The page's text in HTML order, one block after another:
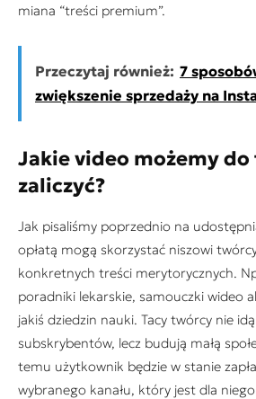
miana “treści premium”.
Przeczytaj również: 7
zwiększenie sprzedaży na
Jakie video możemy do
zaliczyć?
Jak pisaliśmy poprzednio na
opłatą mogą skorzystać niszowi
konkretnych treści merytorycznych.
poradniki lekarskie, samouczki wideo
jakiś dziedzin nauki. Tacy twórcy nie
subskrybentów, lecz budują małą
temu użytkownik będzie w stanie
wybranego kanału, który jest dla